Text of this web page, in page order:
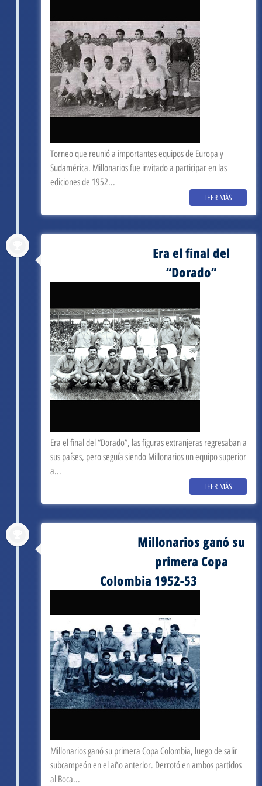
Torneo que reunió a importantes equipos de Europa y
Sudamérica. Millonarios fue invitado a participar en las
ediciones de 1952...
LEER MÁS
Era el final del
“Dorado”
Era el final del “Dorado”, las figuras extranjeras regresaban a
sus países, pero seguía siendo Millonarios un equipo superior
a...
LEER MÁS
Millonarios ganó su
primera Copa
Colombia 1952-53
Millonarios ganó su primera Copa Colombia, luego de salir
subcampeón en el año anterior. Derrotó en ambos partidos
al Boca...